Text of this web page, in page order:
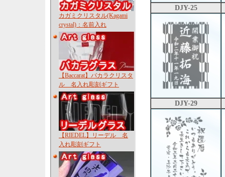
カガミクリスタル(Kagami
crystal)：名前入れ
【Baccarat】バカラクリスタ
ル 名入れ彫刻ギフト
【RIEDEL】リーデル 名
入れ彫刻ギフト
DJY-25
DJY-29